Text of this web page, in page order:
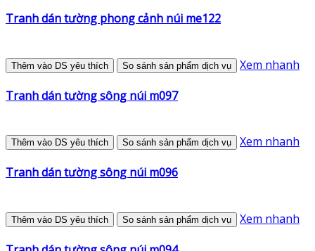
Tranh dán tường phong cảnh núi me122
Thêm vào DS yêu thích So sánh sản phẩm dịch vụ Xem nhanh
Tranh dán tường sông núi m097
Thêm vào DS yêu thích So sánh sản phẩm dịch vụ Xem nhanh
Tranh dán tường sông núi m096
Thêm vào DS yêu thích So sánh sản phẩm dịch vụ Xem nhanh